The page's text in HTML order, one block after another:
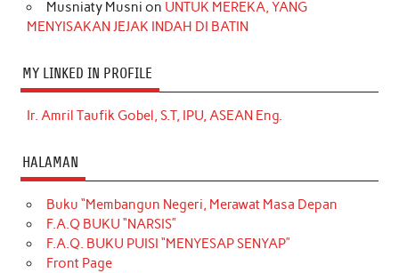
Musniaty Musni on UNTUK MEREKA, YANG
MENYISAKAN JEJAK INDAH DI BATIN
MY LINKED IN PROFILE
Ir. Amril Taufik Gobel, S.T, IPU, ASEAN Eng.
HALAMAN
Buku “Membangun Negeri, Merawat Masa Depan
F.A.Q BUKU “NARSIS”
F.A.Q. BUKU PUISI “MENYESAP SENYAP”
Front Page